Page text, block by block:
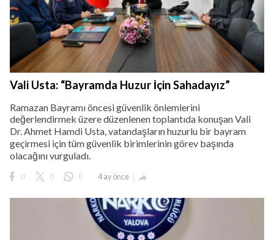
Vali Usta: “Bayramda Huzur İçin Sahadayız”
Ramazan Bayramı öncesi güvenlik önlemlerini
değerlendirmek üzere düzenlenen toplantıda konuşan Vali
Dr. Ahmet Hamdi Usta, vatandaşların huzurlu bir bayram
geçirmesi için tüm güvenlik birimlerinin görev başında
olacağını vurguladı.
0 0 0 4 ay önce 